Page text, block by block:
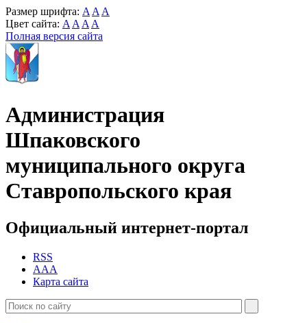
Размер шрифта: A A A
Цвет сайта: A A A A
Полная версия сайта
Администрация
Шпаковского
муниципального округа
Ставропольского края
Официальный интернет-портал
RSS
AAA
Карта сайта